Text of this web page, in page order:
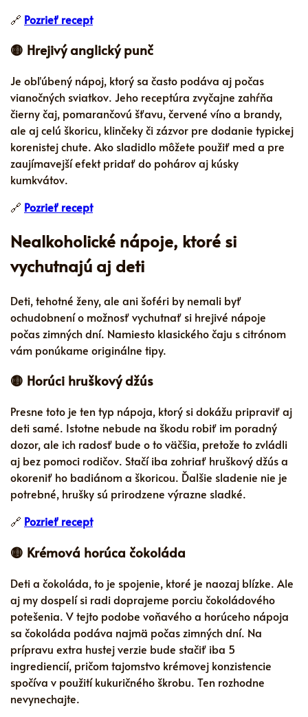
🔗 Pozrieť recept
🟡 Hrejivý anglický punč
Je obľúbený nápoj, ktorý sa často podáva aj počas
vianočných sviatkov. Jeho receptúra zvyčajne zahŕňa
čierny čaj, pomarančovú šťavu, červené víno a brandy,
ale aj celú škoricu, klinčeky či zázvor pre dodanie typickej
korenistej chute. Ako sladidlo môžete použiť med a pre
zaujímavejší efekt pridať do pohárov aj kúsky
kumkvátov.
🔗 Pozrieť recept
Nealkoholické nápoje, ktoré si
vychutnajú aj deti
Deti, tehotné ženy, ale ani šoféri by nemali byť
ochudobnení o možnosť vychutnať si hrejivé nápoje
počas zimných dní. Namiesto klasického čaju s citrónom
vám ponúkame originálne tipy.
🟡 Horúci hruškový džús
Presne toto je ten typ nápoja, ktorý si dokážu pripraviť aj
deti samé. Istotne nebude na škodu robiť im poradný
dozor, ale ich radosť bude o to väčšia, pretože to zvládli
aj bez pomoci rodičov. Stačí iba zohriať hruškový džús a
okoreniť ho badiánom a škoricou. Ďalšie sladenie nie je
potrebné, hrušky sú prirodzene výrazne sladké.
🔗 Pozrieť recept
🟡 Krémová horúca čokoláda
Deti a čokoláda, to je spojenie, ktoré je naozaj blízke. Ale
aj my dospelí si radi doprajeme porciu čokoládového
potešenia. V tejto podobe voňavého a horúceho nápoja
sa čokoláda podáva najmä počas zimných dní. Na
prípravu extra hustej verzie bude stačiť iba 5
ingrediencií, pričom tajomstvo krémovej konzistencie
spočíva v použití kukuričného škrobu. Ten rozhodne
nevynechajte.